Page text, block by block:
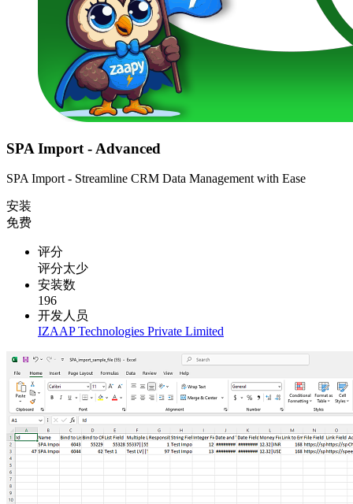
SPA Import - Advanced
SPA Import - Streamline CRM Data Management with Ease
安装
免费
评分
评分太少
安装数
196
开发人员
IZAAP Technologies Private Limited